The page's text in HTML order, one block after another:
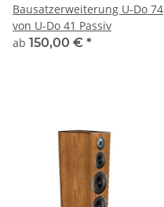
Bausatzerweiterung U-Do 74
von U-Do 41 Passiv
ab 150,00 € *